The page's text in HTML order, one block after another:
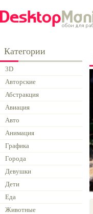
Категории
3D
Авторские
Абстракция
Авиация
Авто
Анимация
Графика
Города
Девушки
Дети
Еда
Животные